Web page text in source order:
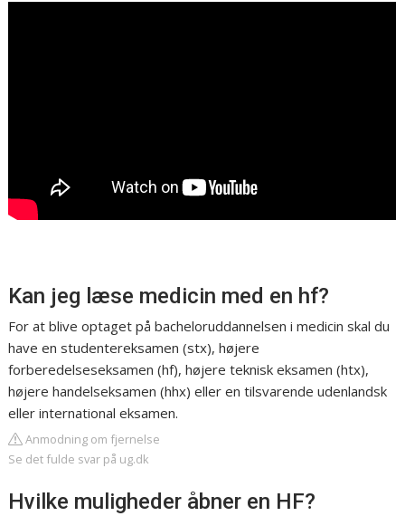
Kan jeg læse medicin med en hf?
For at blive optaget på bacheloruddannelsen i medicin skal du
have en studentereksamen (stx), højere
forberedelseseksamen (hf), højere teknisk eksamen (htx),
højere handelseksamen (hhx) eller en tilsvarende udenlandsk
eller international eksamen.
Anmodning om fjernelse
Se det fulde svar på ug.dk
Hvilke muligheder åbner en HF?